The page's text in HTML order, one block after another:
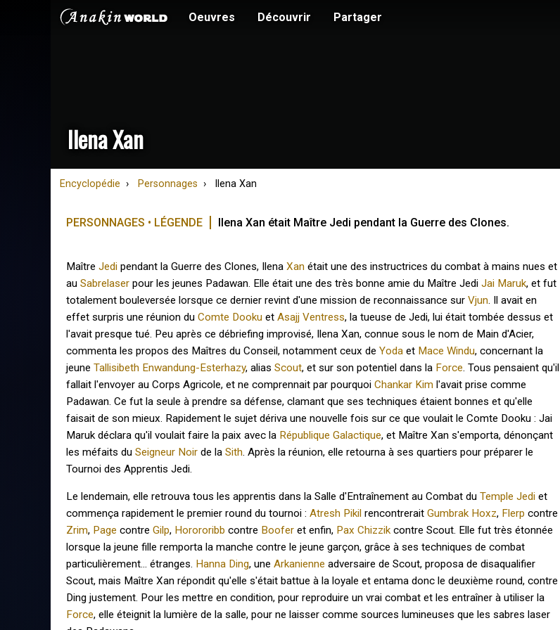
Oeuvres Découvrir Partager
Ilena Xan
Encyclopédie Personnages Ilena Xan
PERSONNAGES • LÉGENDE Ilena Xan était Maître Jedi pendant la Guerre des Clones.
MaîtreJedi pendant la Guerre des Clones, IlenaXan était une des instructrices du combat à mains nues et
auSabrelaser pour les jeunes Padawan. Elle était une des très bonne amie du Maître JediJai Maruk, et fut
totalement bouleversée lorsque ce dernier revint d'une mission de reconnaissance surVjun . Il avait en
effet surpris une réunion duComte Dooku etAsajj Ventress, la tueuse de Jedi, lui était tombée dessus et
l'avait presque tué. Peu après ce débriefing improvisé, Ilena Xan, connue sous le nom de Main d'Acier,
commenta les propos des Maîtres du Conseil, notamment ceux deYoda et Mace Windu, concernant la
jeuneTallisibeth Enwandung-Esterhazy, aliasScout, et sur son potentiel dans la Force . Tous pensaient qu'il
fallait l'envoyer au Corps Agricole, et ne comprennait par pourquoiChankar Kim l'avait prise comme
Padawan. Ce fut la seule à prendre sa défense, clamant que ses techniques étaient bonnes et qu'elle
faisait de son mieux. Rapidement le sujet dériva une nouvelle fois sur ce que voulait le Comte Dooku : Jai
Maruk déclara qu'il voulait faire la paix avec la République Galactique, et Maître Xan s'emporta, dénonçant
les méfaits duSeigneur Noir de laSith . Après la réunion, elle retourna à ses quartiers pour préparer le
Tournoi des Apprentis Jedi.
Le lendemain, elle retrouva tous les apprentis dans la Salle d'Entraînement au Combat duTemple Jedi et
commença rapidement le premier round du tournoi :Atresh Pikil rencontreraitGumbrak Hoxz, Flerp contre
Zrim, Page contreGilp, Horororibb contre Boofer et enfin, Pax Chizzik contre Scout. Elle fut très étonnée
lorsque la jeune fille remporta la manche contre le jeune garçon, grâce à ses techniques de combat
particulièrement... étranges. Hanna Ding, uneArkanienne adversaire de Scout, proposa de disaqualifier
Scout, mais Maître Xan répondit qu'elle s'était battue à la loyale et entama donc le deuxième round, contre
Ding justement. Pour les mettre en condition, pour reproduire un vrai combat et les entraîner à utiliser la
Force, elle éteignit la lumière de la salle, pour ne laisser comme sources lumineuses que les sabres laser